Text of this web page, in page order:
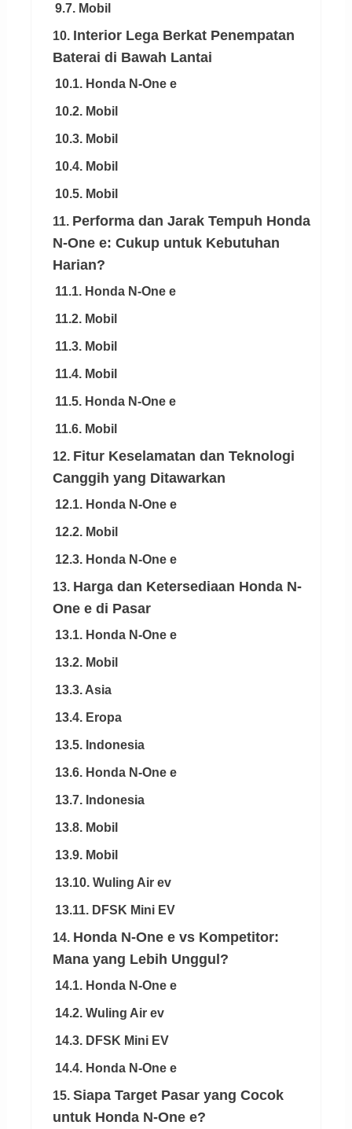
9.7. Mobil
10. Interior Lega Berkat Penempatan
Baterai di Bawah Lantai
10.1. Honda N-One e
10.2. Mobil
10.3. Mobil
10.4. Mobil
10.5. Mobil
11. Performa dan Jarak Tempuh Honda
N-One e: Cukup untuk Kebutuhan
Harian?
11.1. Honda N-One e
11.2. Mobil
11.3. Mobil
11.4. Mobil
11.5. Honda N-One e
11.6. Mobil
12. Fitur Keselamatan dan Teknologi
Canggih yang Ditawarkan
12.1. Honda N-One e
12.2. Mobil
12.3. Honda N-One e
13. Harga dan Ketersediaan Honda N-
One e di Pasar
13.1. Honda N-One e
13.2. Mobil
13.3. Asia
13.4. Eropa
13.5. Indonesia
13.6. Honda N-One e
13.7. Indonesia
13.8. Mobil
13.9. Mobil
13.10. Wuling Air ev
13.11. DFSK Mini EV
14. Honda N-One e vs Kompetitor:
Mana yang Lebih Unggul?
14.1. Honda N-One e
14.2. Wuling Air ev
14.3. DFSK Mini EV
14.4. Honda N-One e
15. Siapa Target Pasar yang Cocok
untuk Honda N-One e?